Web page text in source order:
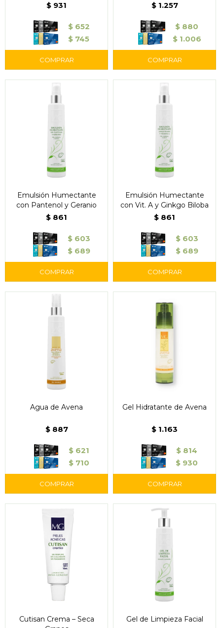
$ 931
$ 652
$ 745
$ 1.257
$ 880
$ 1.006
Emulsión Humectante
con Pantenol y Geranio
$ 861
$ 603
$ 689
Emulsión Humectante
con Vit. A y Ginkgo Biloba
$ 861
$ 603
$ 689
Agua de Avena
$ 887
$ 621
$ 710
Gel Hidratante de Avena
$ 1.163
$ 814
$ 930
Cutisan Crema – Seca
Gel de Limpieza Facial